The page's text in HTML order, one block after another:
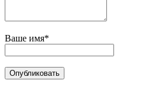
Ваше имя*